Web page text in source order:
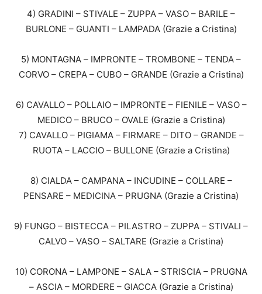
4) GRADINI – STIVALE – ZUPPA – VASO – BARILE –
BURLONE – GUANTI – LAMPADA (Grazie a Cristina)
5) MONTAGNA – IMPRONTE – TROMBONE – TENDA –
CORVO – CREPA – CUBO – GRANDE (Grazie a Cristina)
6) CAVALLO – POLLAIO – IMPRONTE – FIENILE – VASO –
MEDICO – BRUCO – OVALE (Grazie a Cristina)
7) CAVALLO – PIGIAMA – FIRMARE – DITO – GRANDE –
RUOTA – LACCIO – BULLONE (Grazie a Cristina)
8) CIALDA – CAMPANA – INCUDINE – COLLARE –
PENSARE – MEDICINA – PRUGNA (Grazie a Cristina)
9) FUNGO – BISTECCA – PILASTRO – ZUPPA – STIVALI –
CALVO – VASO – SALTARE (Grazie a Cristina)
10) CORONA – LAMPONE – SALA – STRISCIA – PRUGNA
– ASCIA – MORDERE – GIACCA (Grazie a Cristina)